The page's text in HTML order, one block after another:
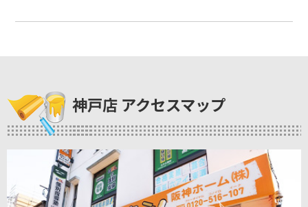
神戸店 アクセスマップ